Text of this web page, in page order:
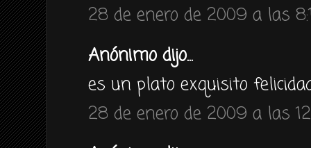
28 de enero de 2009 a las
Anónimo dijo...
es un plato exquisito
28 de enero de 2009 a las